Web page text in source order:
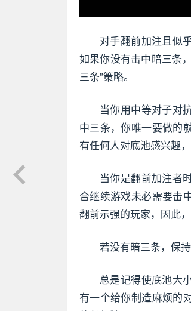
对手翻前加注且似
如果你没有击中暗三条
三条”策略。
当你用中等对子对
中三条，你唯一要做的
有任何人对底池感兴趣
当你是翻前加注者
合继续游戏未必需要击
翻前示强的玩家，因此
若没有暗三条，保
总是记得使底池大
有一个给你制造麻烦的